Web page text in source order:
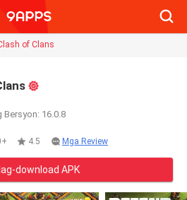
of Clans
Bersyon: 16.0.8
4.5 Mga Review
download APK